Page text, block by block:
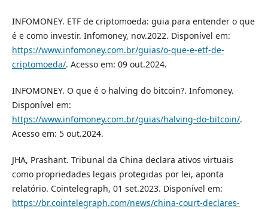
INFOMONEY. ETF de criptomoeda: guia para entender o que
é e como investir. Infomoney, nov.2022. Disponível em:
https://www.infomoney.com.br/guias/o-que-e-etf-de-
criptomoeda/. Acesso em: 09 out.2024.
INFOMONEY. O que é o halving do bitcoin?. Infomoney.
Disponível em:
https://www.infomoney.com.br/guias/halving-do-bitcoin/.
Acesso em: 5 out.2024.
JHA, Prashant. Tribunal da China declara ativos virtuais
como propriedades legais protegidas por lei, aponta
relatório. Cointelegraph, 01 set.2023. Disponível em:
https://br.cointelegraph.com/news/china-court-declares-